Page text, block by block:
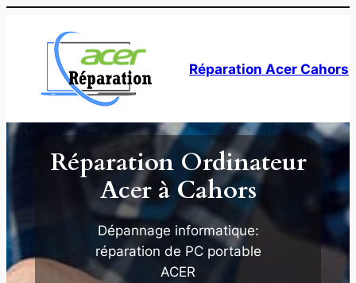
contenu
Réparation Acer Cahors
Réparation Ordinateur
Acer à Cahors
Dépannage informatique:
réparation de PC portable
ACER